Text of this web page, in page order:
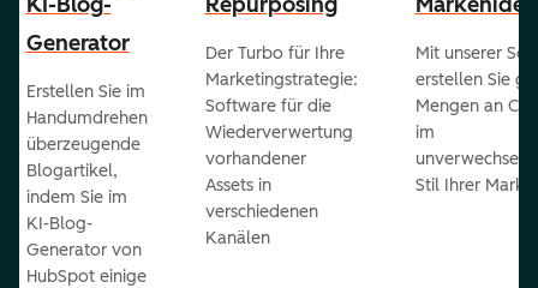
Generator
Erstellen Sie im
Handumdrehen
überzeugende
Blogartikel,
indem Sie im
KI-Blog-
Generator von
HubSpot einige
Der Turbo für Ihre
Marketingstrategie:
Software für die
Wiederverwertung
vorhandener
Assets in
verschiedenen
Kanälen
Mit unserer
erstellen Sie
Mengen an
im
Stil Ihrer Marke.